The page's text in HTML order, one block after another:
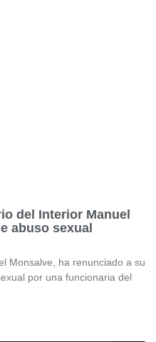
del Interior Manuel
abuso sexual
Monsalve, ha renunciado a su
por una funcionaria del